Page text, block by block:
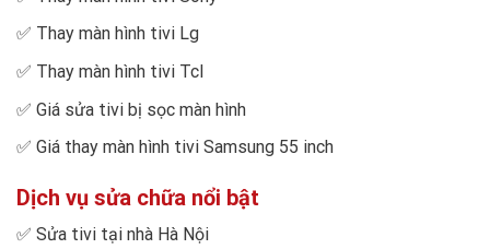
✅ Thay màn hình tivi Lg
✅ Thay màn hình tivi Tcl
✅ Giá sửa tivi bị sọc màn hình
✅ Giá thay màn hình tivi Samsung 55 inch
Dịch vụ sửa chữa nổi bật
✅ Sửa tivi tại nhà Hà Nội